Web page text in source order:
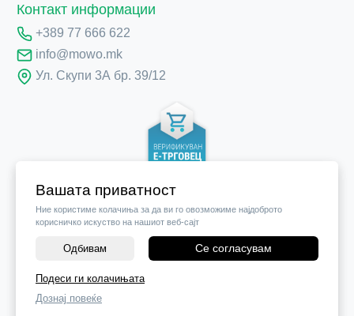
Вашата приватност
Ние користиме колачиња за да ви го овозможиме најдоброто
корисничко искуство на нашиот веб-сајт
Одбивам Се согласувам
Подеси ги колачињата
Дознај повеќе
Контакт информации
+389 77 666 622
info@mowo.mk
Ул. Скупи 3А бр. 39/12
©2026Vendor x
Поставки за колачиња